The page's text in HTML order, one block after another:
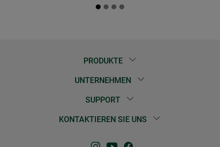
PRODUKTE
UNTERNEHMEN
SUPPORT
KONTAKTIEREN SIE UNS